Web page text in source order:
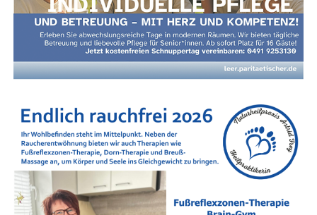
Nach­hil­fe in Leer und im Land­kreis Leer